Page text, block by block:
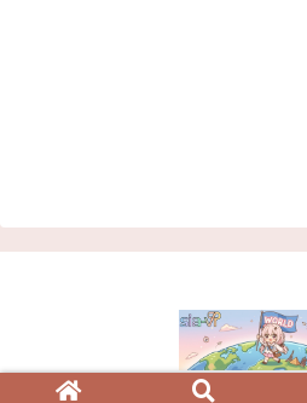
© 2023 VRChatワールド紹